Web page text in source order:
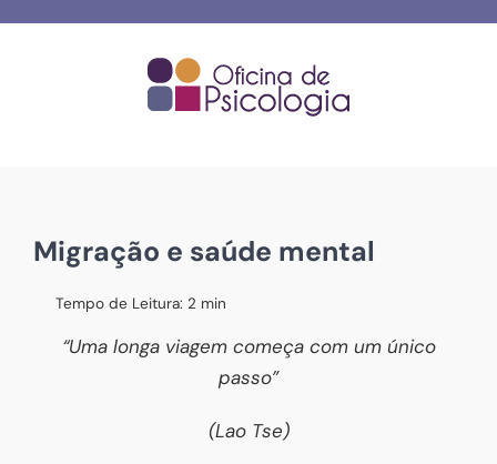
Migração e saúde mental
Tempo de Leitura: 2 min
“Uma longa viagem começa com um único
passo”
(Lao Tse)